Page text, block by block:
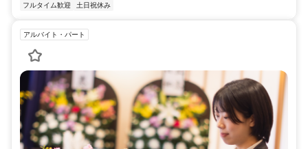
フルタイム歓迎
土日祝休み
アルバイト・パート